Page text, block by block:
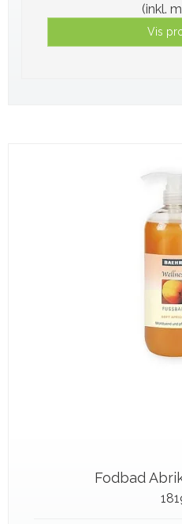
(inkl.
Vis
Fodbad